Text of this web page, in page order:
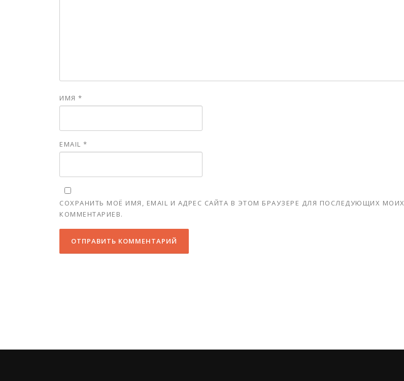
ИМЯ *
EMAIL *
СОХРАНИТЬ МОЁ ИМЯ, EMAIL И АДРЕС САЙТА В ЭТОМ БРАУЗЕРЕ ДЛЯ ПОСЛЕДУЮЩИХ МОИХ
КОММЕНТАРИЕВ.